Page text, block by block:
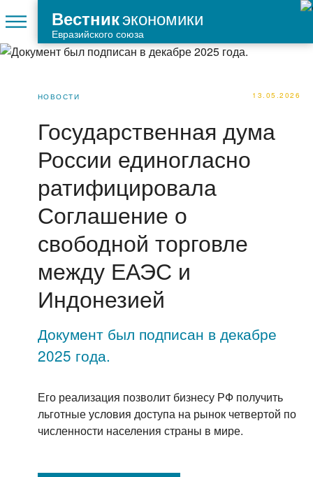
Вестникэкономики
Евразийского союза
НОВОСТИ 13.05.2026
Государственная дума
России единогласно
ратифицировала
Соглашение о
свободной торговле
между ЕАЭС и
Индонезией
Документ был подписан в декабре
2025 года.
Его реализация позволит бизнесу РФ получить
льготные условия доступа на рынок четвертой по
численности населения страны в мире.